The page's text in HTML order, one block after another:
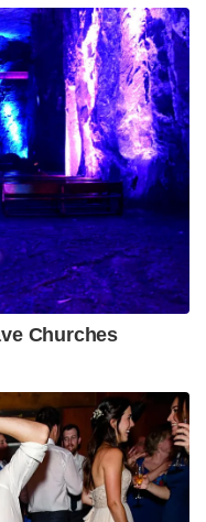
നടത്തുകയും
എന്നിവ
ചവിട്ടുകയും
പീഡനങ്ങളും
ആഘാതമാണ്
നയിച്ചതെന്ന്
അധികൃതരുടെ
മരണത്തിൽ
സംരക്ഷിക്കാനും
നടക്കുന്നതായി
എഫ് ഐ
ഭരണവും
ചേർന്ന്